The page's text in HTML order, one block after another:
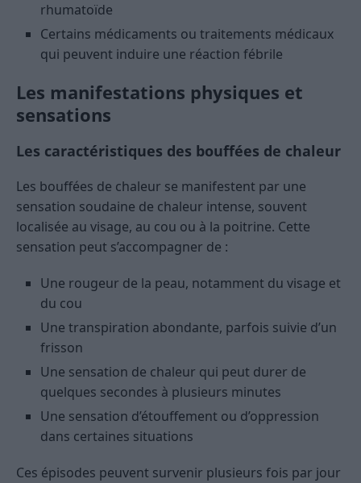
rhumatoïde
Certains médicaments ou traitements médicaux
qui peuvent induire une réaction fébrile
Les manifestations physiques et
sensations
Les caractéristiques des bouffées de chaleur
Les bouffées de chaleur se manifestent par une
sensation soudaine de chaleur intense, souvent
localisée au visage, au cou ou à la poitrine. Cette
sensation peut s’accompagner de :
Une rougeur de la peau, notamment du visage et
du cou
Une transpiration abondante, parfois suivie d’un
frisson
Une sensation de chaleur qui peut durer de
quelques secondes à plusieurs minutes
Une sensation d’étouffement ou d’oppression
dans certaines situations
Ces épisodes peuvent survenir plusieurs fois par jour